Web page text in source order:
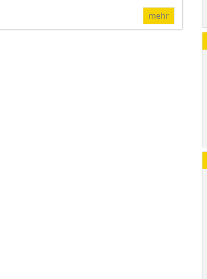
mehr